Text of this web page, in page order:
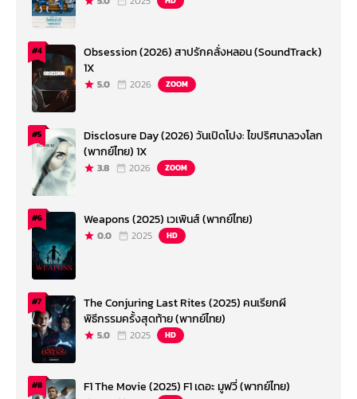
#4
Obsession (2026) สาปรักคลั่งหลอน (SoundTrack)
1X
5.0 2026 ZOOM
#5
Disclosure Day (2026) วันเปิดโปง: ไขปริศนาลวงโลก
(พากย์ไทย) 1X
3.8 2026 ZOOM
#6 Weapons (2025) เวเพินส์ (พากย์ไทย)
0.0 2025 HD
#7
The Conjuring Last Rites (2025) คนเรียกผี
พิธีกรรมครั้งสุดท้าย (พากย์ไทย)
5.0 2025 HD
#8 F1 The Movie (2025) F1 เดอะ มูฟวี่ (พากย์ไทย)